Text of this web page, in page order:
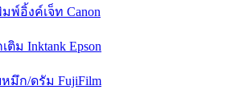
พ์อิ้งค์เจ็ท Canon
ติม Inktank Epson
มึก/ดรัม FujiFilm